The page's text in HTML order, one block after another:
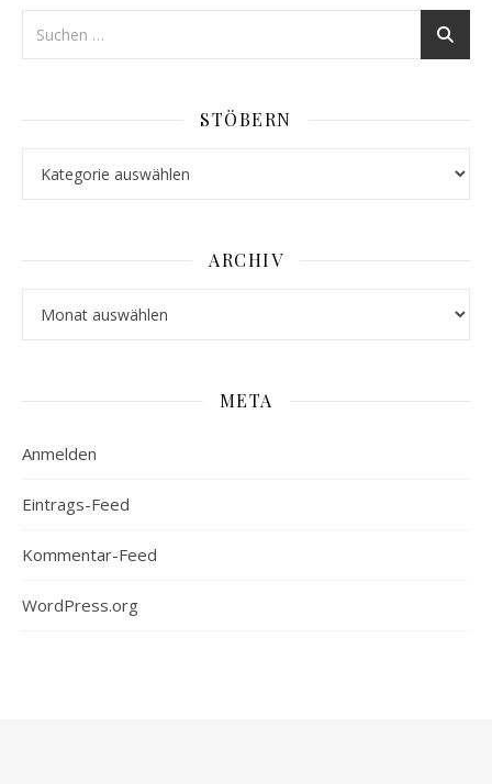
STÖBERN
ARCHIV
META
Anmelden
Eintrags-Feed
Kommentar-Feed
WordPress.org